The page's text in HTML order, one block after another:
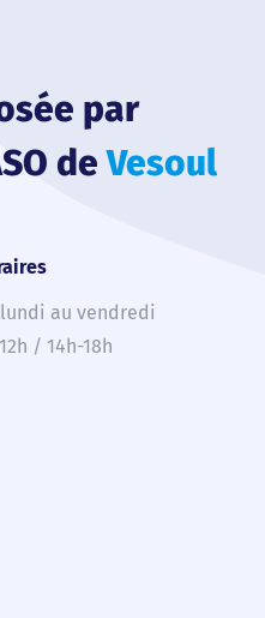
par
deVesoul
au vendredi
/ 14h-18h